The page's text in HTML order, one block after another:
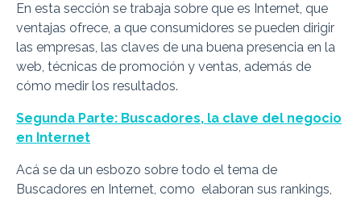
En esta sección se trabaja sobre que es Internet, que
ventajas ofrece, a que consumidores se pueden dirigir
las empresas, las claves de una buena presencia en la
web, técnicas de promoción y ventas, además de
cómo medir los resultados.
Segunda Parte: Buscadores, la clave del negocio
en Internet
Acá se da un esbozo sobre todo el tema de
Buscadores en Internet, como elaboran sus rankings,